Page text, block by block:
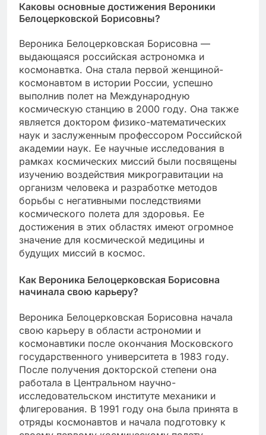
Каковы основные достижения Вероники
Белоцерковской Борисовны?
Вероника Белоцерковская Борисовна —
выдающаяся российская астрономка и
космонавтка. Она стала первой женщиной-
космонавтом в истории России, успешно
выполнив полет на Международную
космическую станцию в 2000 году. Она также
является доктором физико-математических
наук и заслуженным профессором Российской
академии наук. Ее научные исследования в
рамках космических миссий были посвящены
изучению воздействия микрогравитации на
организм человека и разработке методов
борьбы с негативными последствиями
космического полета для здоровья. Ее
достижения в этих областях имеют огромное
значение для космической медицины и
будущих миссий в космос.
Как Вероника Белоцерковская Борисовна
начинала свою карьеру?
Вероника Белоцерковская Борисовна начала
свою карьеру в области астрономии и
космонавтики после окончания Московского
государственного университета в 1983 году.
После получения докторской степени она
работала в Центральном научно-
исследовательском институте механики и
флигерования. В 1991 году она была принята в
отряды космонавтов и начала подготовку к